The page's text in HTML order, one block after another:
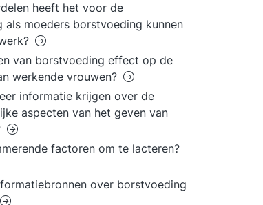
heeft het voor de
als moeders borstvoeding kunnen
van borstvoeding effect op de
werkende vrouwen?
informatie krijgen over de
aspecten van het geven van
factoren om te lacteren?
over borstvoeding